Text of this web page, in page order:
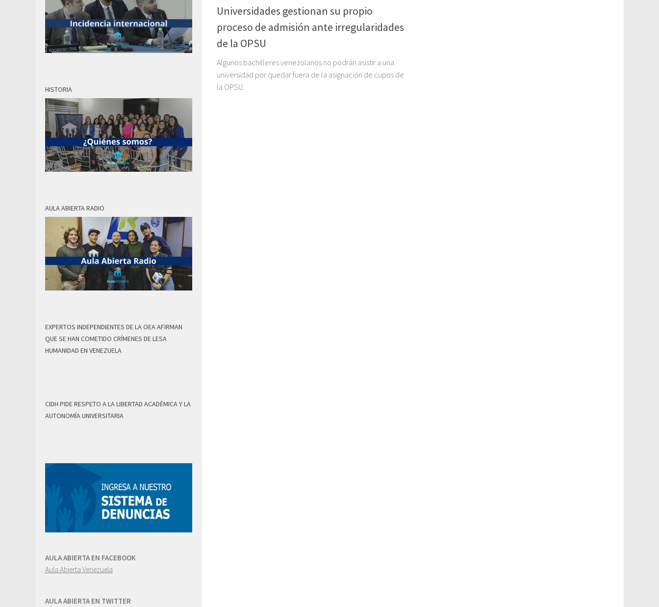
Universidades gestionan su propio
proceso de admisión ante irregularidades
de la OPSU
Algunos bachilleres venezolanos no podrán asistir a una
universidad por quedar fuera de la asignación de cupos de
la OPSU.
HISTORIA
AULA ABIERTA RADIO
EXPERTOS INDEPENDIENTES DE LA OEA AFIRMAN
QUE SE HAN COMETIDO CRÍMENES DE LESA
HUMANIDAD EN VENEZUELA
CIDH PIDE RESPETO A LA LIBERTAD ACADÉMICA Y LA
AUTONOMÍA UNIVERSITARIA
AULA ABIERTA EN FACEBOOK
Aula Abierta Venezuela
AULA ABIERTA EN TWITTER